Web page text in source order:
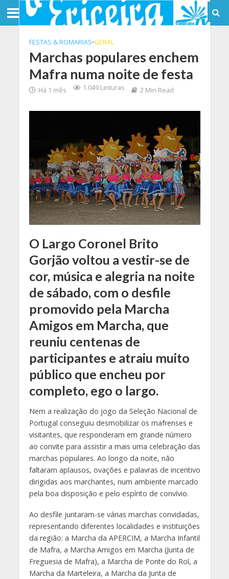
FESTAS & ROMARIAS•GERAL
Marchas populares enchem
Mafra numa noite de festa
Há 1 mês 1.049 Leituras 2 Min Read
O Largo Coronel Brito
Gorjão voltou a vestir-se de
cor, música e alegria na noite
de sábado, com o desfile
promovido pela Marcha
Amigos em Marcha, que
reuniu centenas de
participantes e atraiu muito
público que encheu por
completo, ego o largo.
Nem a realização do jogo da Seleção Nacional de
Portugal conseguiu desmobilizar os mafrenses e
visitantes, que responderam em grande número
ao convite para assistir a mais uma celebração das
marchas populares. Ao longo da noite, não
faltaram aplausos, ovações e palavras de incentivo
dirigidas aos marchantes, num ambiente marcado
pela boa disposição e pelo espírito de convívio.
Ao desfile juntaram-se várias marchas convidadas,
representando diferentes localidades e instituições
da região: a Marcha da APERCIM, a Marcha Infantil
de Mafra, a Marcha Amigos em Marcha (Junta de
Freguesia de Mafra), a Marcha de Ponte do Rol, a
Marcha da Marteleira, a Marcha da Junta de